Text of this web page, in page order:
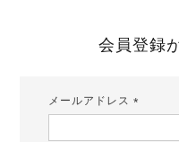
会員登録
メールアドレス